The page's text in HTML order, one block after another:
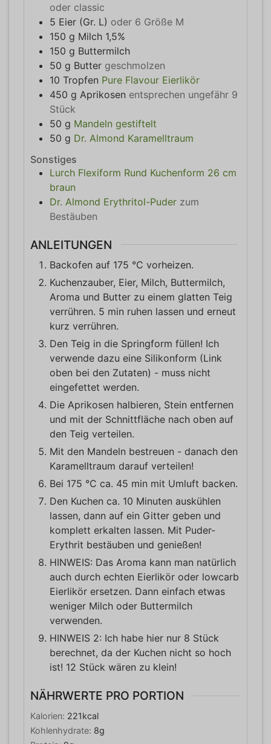
oder classic
5 Eier (Gr. L) oder 6 Größe M
150 g Milch 1,5%
150 g Buttermilch
50 g Butter geschmolzen
10 Tropfen Pure Flavour Eierlikör
450 g Aprikosen entsprechen ungefähr 9
Stück
50 g Mandeln gestiftelt
50 g Dr. Almond Karamelltraum
Sonstiges
Lurch Flexiform Rund Kuchenform 26 cm
braun
Dr. Almond Erythritol-Puder zum
Bestäuben
ANLEITUNGEN
Backofen auf 175 °C vorheizen.
Kuchenzauber, Eier, Milch, Buttermilch,
Aroma und Butter zu einem glatten Teig
verrühren. 5 min ruhen lassen und erneut
kurz verrühren.
Den Teig in die Springform füllen! Ich
verwende dazu eine Silikonform (Link
oben bei den Zutaten) - muss nicht
eingefettet werden.
Die Aprikosen halbieren, Stein entfernen
und mit der Schnittfläche nach oben auf
den Teig verteilen.
Mit den Mandeln bestreuen - danach den
Karamelltraum darauf verteilen!
Bei 175 °C ca. 45 min mit Umluft backen.
Den Kuchen ca. 10 Minuten auskühlen
lassen, dann auf ein Gitter geben und
komplett erkalten lassen. Mit Puder-
Erythrit bestäuben und genießen!
HINWEIS: Das Aroma kann man natürlich
auch durch echten Eierlikör oder lowcarb
Eierlikör ersetzen. Dann einfach etwas
weniger Milch oder Buttermilch
verwenden.
HINWEIS 2: Ich habe hier nur 8 Stück
berechnet, da der Kuchen nicht so hoch
ist! 12 Stück wären zu klein!
NÄHRWERTE PRO PORTION
Kalorien: 221kcal
Kohlenhydrate: 8g